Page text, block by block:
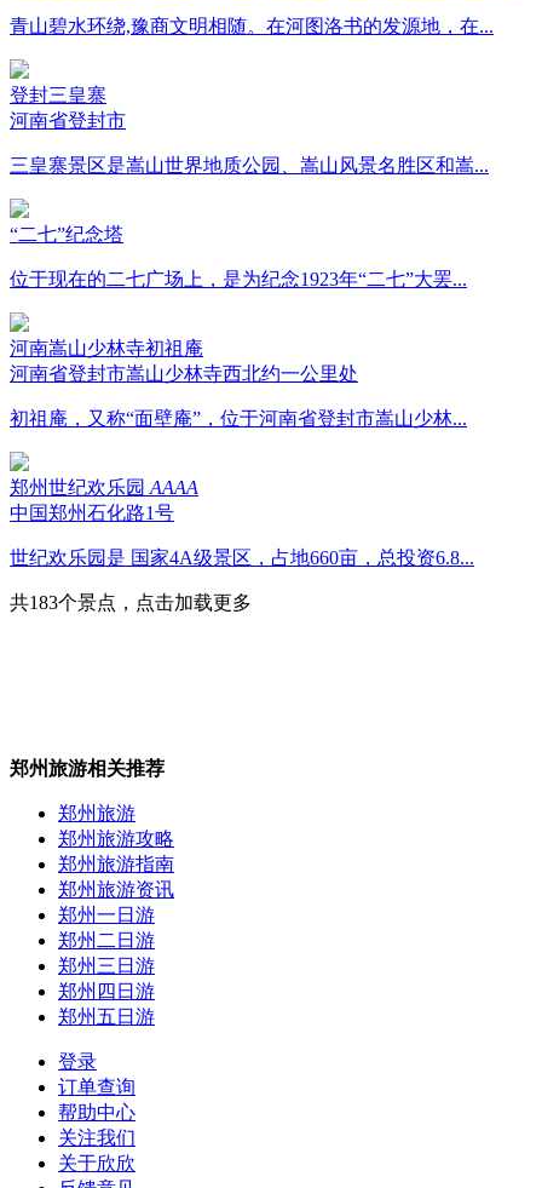
青山碧水环绕,豫商文明相随。在河图洛书的发源地，在...
登封三皇寨
河南省登封市
三皇寨景区是嵩山世界地质公园、嵩山风景名胜区和嵩...
“二七”纪念塔
位于现在的二七广场上，是为纪念1923年“二七”大罢...
河南嵩山少林寺初祖庵
河南省登封市嵩山少林寺西北约一公里处
初祖庵，又称“面壁庵”，位于河南省登封市嵩山少林...
郑州世纪欢乐园 AAAA
中国郑州石化路1号
世纪欢乐园是 国家4A级景区，占地660亩，总投资6.8...
共183个景点，点击加载更多
郑州旅游相关推荐
郑州旅游
郑州旅游攻略
郑州旅游指南
郑州旅游资讯
郑州一日游
郑州二日游
郑州三日游
郑州四日游
郑州五日游
登录
订单查询
帮助中心
关注我们
关于欣欣